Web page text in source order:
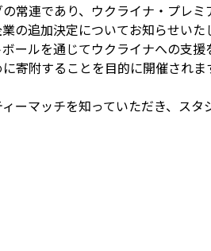
常連であり、ウクライナ・プレ
の追加決定についてお知らせいた
ールを通じてウクライナへの支
寄附することを目的に開催され
ーマッチを知っていただき、ス